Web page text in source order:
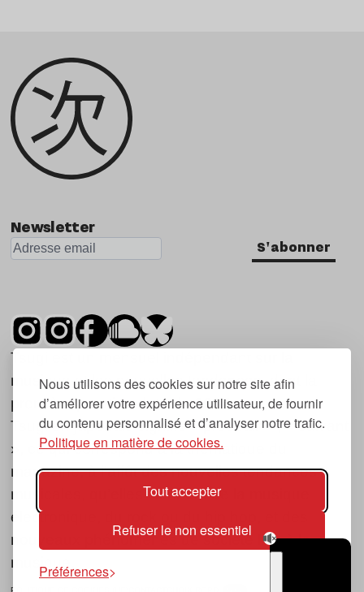
Nous utilisons des cookies sur notre site afin
d’améliorer votre expérience utilisateur, de fournir
du contenu personnalisé et d’analyser notre trafic.
Politique en matière de cookies.
Tout accepter
Refuser le non essentiel
Préférences
Newsletter
S'abonner
Tsugi est un mensuel indépendant sur la
musique et les nouvelles tendances, dont la
première parution date de 2007.
Tsugi en japonais signifie « prochain », « suivant
», ce qui correspond à la thématique du
magazine, à l’affût des nouvelles tendances
musicales, qu’elles viennent de la musique
électronique, du rock ou du hip hop, et des
nouveaux phénomènes de société liés à la
musique.
POLITIQUE DE COOKIES (UE)